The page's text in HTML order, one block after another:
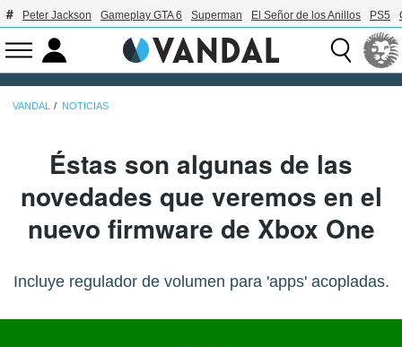
Peter Jackson Gameplay GTA 6 Superman El Señor de los Anillos PS5
VANDAL NOTICIAS
Éstas son algunas de las
novedades que veremos en el
nuevo firmware de Xbox One
Incluye regulador de volumen para 'apps' acopladas.